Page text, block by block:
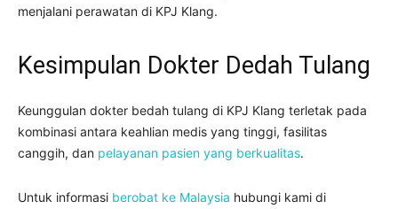
menjalani perawatan di KPJ Klang.
Kesimpulan Dokter Dedah Tulang
Keunggulan dokter bedah tulang di KPJ Klang terletak pada
kombinasi antara keahlian medis yang tinggi, fasilitas
canggih, dan pelayanan pasien yang berkualitas.
Untuk informasi berobat ke Malaysia hubungi kami di